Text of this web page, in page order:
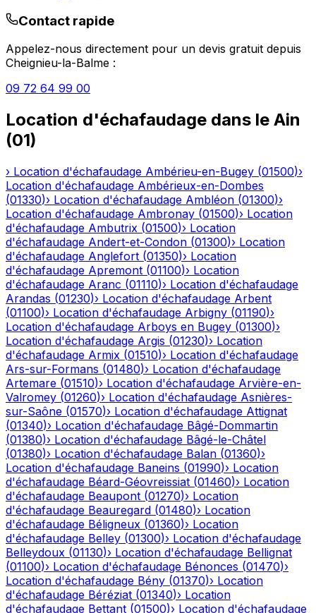
Contact rapide
Appelez-nous directement pour un devis gratuit depuis
Cheignieu-la-Balme :
09 72 64 99 00
Location d'échafaudage dans le Ain
(01)
› Location d'échafaudage Ambérieu-en-Bugey (01500)›
Location d'échafaudage Ambérieux-en-Dombes
(01330)› Location d'échafaudage Ambléon (01300)›
Location d'échafaudage Ambronay (01500)› Location
d'échafaudage Ambutrix (01500)› Location
d'échafaudage Andert-et-Condon (01300)› Location
d'échafaudage Anglefort (01350)› Location
d'échafaudage Apremont (01100)› Location
d'échafaudage Aranc (01110)› Location d'échafaudage
Arandas (01230)› Location d'échafaudage Arbent
(01100)› Location d'échafaudage Arbigny (01190)›
Location d'échafaudage Arboys en Bugey (01300)›
Location d'échafaudage Argis (01230)› Location
d'échafaudage Armix (01510)› Location d'échafaudage
Ars-sur-Formans (01480)› Location d'échafaudage
Artemare (01510)› Location d'échafaudage Arvière-en-
Valromey (01260)› Location d'échafaudage Asnières-
sur-Saône (01570)› Location d'échafaudage Attignat
(01340)› Location d'échafaudage Bâgé-Dommartin
(01380)› Location d'échafaudage Bâgé-le-Châtel
(01380)› Location d'échafaudage Balan (01360)›
Location d'échafaudage Baneins (01990)› Location
d'échafaudage Béard-Géovreissiat (01460)› Location
d'échafaudage Beaupont (01270)› Location
d'échafaudage Beauregard (01480)› Location
d'échafaudage Béligneux (01360)› Location
d'échafaudage Belley (01300)› Location d'échafaudage
Belleydoux (01130)› Location d'échafaudage Bellignat
(01100)› Location d'échafaudage Bénonces (01470)›
Location d'échafaudage Bény (01370)› Location
d'échafaudage Béréziat (01340)› Location
d'échafaudage Bettant (01500)› Location d'échafaudage